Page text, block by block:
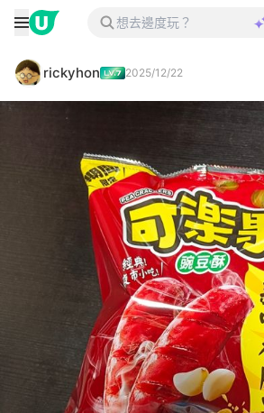
rickyhon 2025/12/22